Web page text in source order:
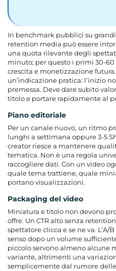
In benchmark pubblici su
retention media può essere
una quota rilevante degli
minuto; per questo i primi 30-60
crescita e monetizzazione
un’indicazione pratica: l’inizio
premessa. Deve dare subito
titolo e portare rapidamente al
Piano editoriale
Per un canale nuovo, un ritmo
lunghi a settimana oppure 3-5
creator riesce a mantenere
tematica. Non è una regola
raccogliere dati. Con un video
quale tema trattiene, quale
portano visualizzazioni.
Packaging del video
Miniatura e titolo non devono
offre. Un CTR alto senza
spettatore clicca e se ne va.
senso dopo un volume
piccolo servono almeno alcune
variante, altrimenti una
semplicemente dal rumore